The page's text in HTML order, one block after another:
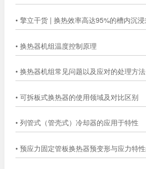
• 换热器机组温度控制原理
• 换热器机组常见问题以及应对的处理方法
• 可拆板式换热器的使用领域及对比区别
• 列管式（管壳式）冷却器的应用于特性